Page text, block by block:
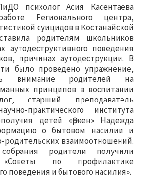
психолог Асия Касентаева
Регионального центра,
суицидов в Костанайской
родителям школьников
аутодеструктивного поведения
причинах аутодеструкции. В
было проведено упражнение,
внимание родителей на
принципов в воспитании
старший преподаватель
практического института
детей «Өркен» Надежда
о бытовом насилии и
родительских взаимоотношений.
родители получили
«Советы по профилактике
поведения и бытового насилия».